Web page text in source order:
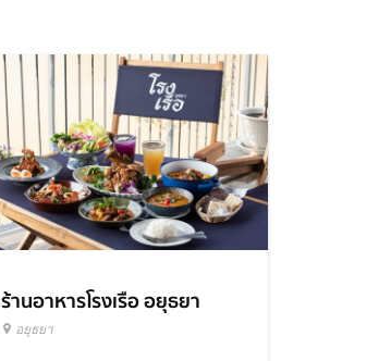
ร้านอาหารโรงเรือ อยุธยา
อยุธยา